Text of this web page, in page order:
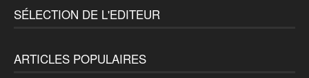
SÉLECTION DE L'EDITEUR
ARTICLES POPULAIRES